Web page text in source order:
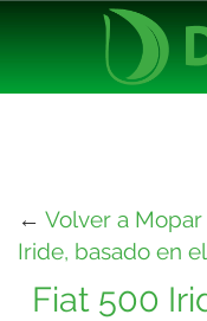
← Volver a
Iride, basado en
Fiat 500